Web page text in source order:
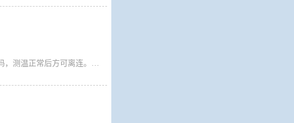
广大旅客： 1.即日起所有乘船离连人员需持国务院行程卡、辽事通健康码绿码，测温正常后方可离连。请离连人员密切关注目的地疫情防控政策，按照目的地属地疫情防控要求，提前准备核酸检测阴性证明等相关手续备查。 2.来自重点管控地区、重点关注地区、行程码有*号的旅客仍需持有48小时核酸方可乘船离连，因未履行目的地属地防疫政策要求的旅客，一切后果自行承担。